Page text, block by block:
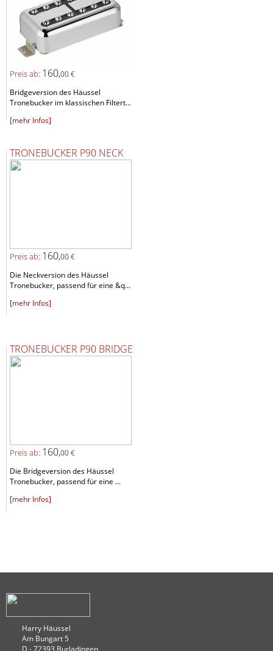
Preis ab: 160,00 €
Bridgeversion des Häussel
Tronebucker im klassischen Filtert...
[mehr Infos]
TRONEBUCKER P90 NECK
Preis ab: 160,00 €
Die Neckversion des Häussel
Tronebucker, passend für eine &q...
[mehr Infos]
TRONEBUCKER P90 BRIDGE
Preis ab: 160,00 €
Die Bridgeversion des Häussel
Tronebucker, passend für eine ...
[mehr Infos]
Harry Häussel
Am Bungart 5